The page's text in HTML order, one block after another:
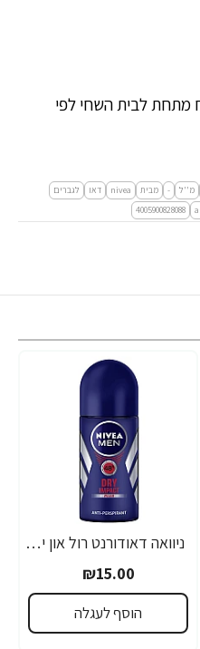
מתחת לבית השחי לפי
מ''ל - מבית nivea דאו
לגברים
4005900828088
ניוואה דאודורנט רול און יבש לגבר 50 מ''ל - מבית NIVEA
₪15.00
הוסף לעגלה